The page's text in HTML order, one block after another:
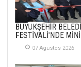
BÜYÜKŞEHİR
FESTİVALİ'NDE
07 Agustos 2026